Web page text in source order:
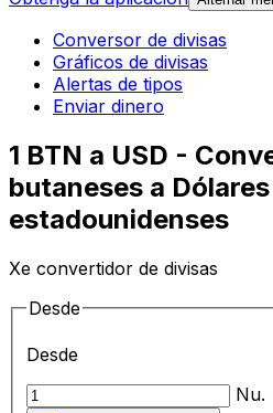
Conversor de divisas
Gráficos de divisas
Alertas de tipos
Enviar dinero
1 BTN a USD -
butaneses a Dólares
estadounidenses
Xe convertidor de divisas
Desde
Desde
Nu.